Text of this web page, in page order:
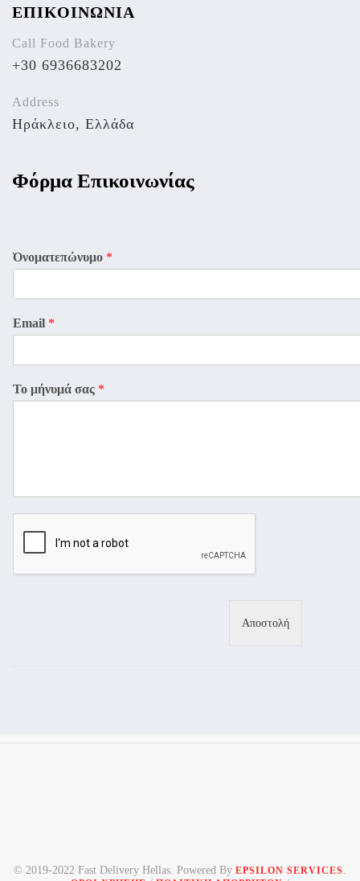
ΕΠΙΚΟΙΝΩΝΙΑ
Call Food Bakery
+30 6936683202
Address
Ηράκλειο, Ελλάδα
Φόρμα Επικοινωνίας
Όνοματεπώνυμο *
Email *
Το μήνυμά σας *
Αποστολή
© 2019-2022 Fast Delivery Hellas. Powered By EPSILON SERVICES.